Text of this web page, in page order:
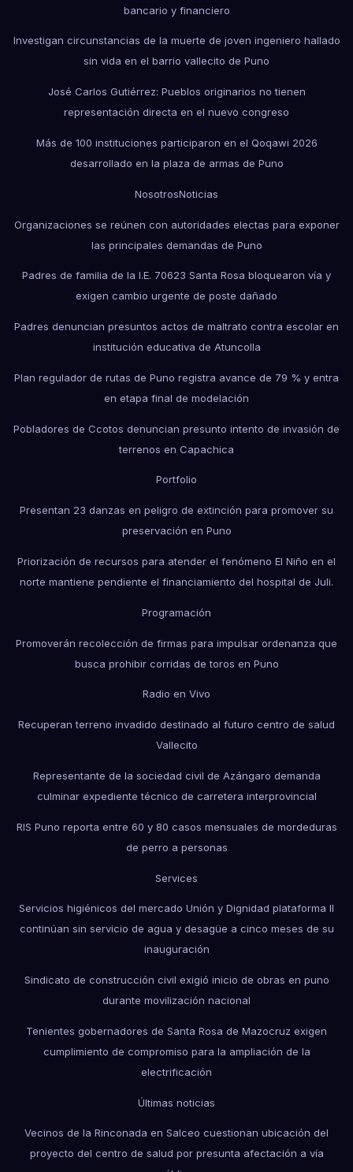
bancario y financiero
Investigan circunstancias de la muerte de joven ingeniero hallado
sin vida en el barrio vallecito de Puno
José Carlos Gutiérrez: Pueblos originarios no tienen
representación directa en el nuevo congreso
Más de 100 instituciones participaron en el Qoqawi 2026
desarrollado en la plaza de armas de Puno
NosotrosNoticias
Organizaciones se reúnen con autoridades electas para exponer
las principales demandas de Puno
Padres de familia de la I.E. 70623 Santa Rosa bloquearon vía y
exigen cambio urgente de poste dañado
Padres denuncian presuntos actos de maltrato contra escolar en
institución educativa de Atuncolla
Plan regulador de rutas de Puno registra avance de 79 % y entra
en etapa final de modelación
Pobladores de Ccotos denuncian presunto intento de invasión de
terrenos en Capachica
Portfolio
Presentan 23 danzas en peligro de extinción para promover su
preservación en Puno
Priorización de recursos para atender el fenómeno El Niño en el
norte mantiene pendiente el financiamiento del hospital de Juli.
Programación
Promoverán recolección de firmas para impulsar ordenanza que
busca prohibir corridas de toros en Puno
Radio en Vivo
Recuperan terreno invadido destinado al futuro centro de salud
Vallecito
Representante de la sociedad civil de Azángaro demanda
culminar expediente técnico de carretera interprovincial
RIS Puno reporta entre 60 y 80 casos mensuales de mordeduras
de perro a personas
Services
Servicios higiénicos del mercado Unión y Dignidad plataforma II
continúan sin servicio de agua y desagüe a cinco meses de su
inauguración
Sindicato de construcción civil exigió inicio de obras en puno
durante movilización nacional
Tenientes gobernadores de Santa Rosa de Mazocruz exigen
cumplimiento de compromiso para la ampliación de la
electrificación
Últimas noticias
Vecinos de la Rinconada en Salceo cuestionan ubicación del
proyecto del centro de salud por presunta afectación a vía